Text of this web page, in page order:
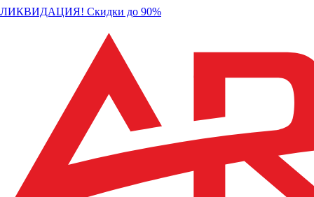
ЛИКВИДАЦИЯ! Скидки до 90%